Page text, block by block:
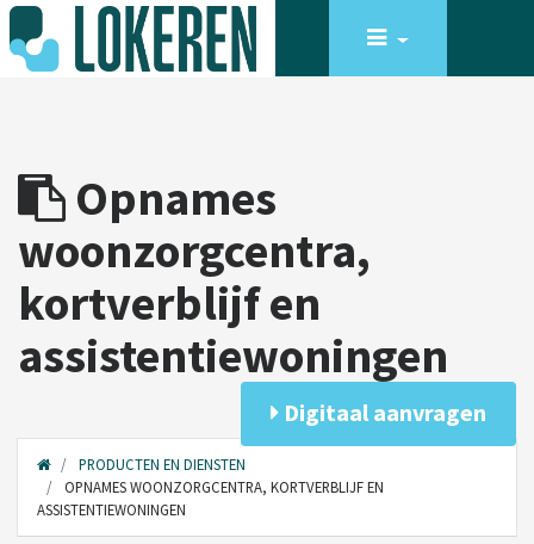
Opnames
woonzorgcentra,
kortverblijf en
assistentiewoningen
Digitaal aanvragen
PRODUCTEN EN DIENSTEN
OPNAMES WOONZORGCENTRA, KORTVERBLIJF EN
ASSISTENTIEWONINGEN